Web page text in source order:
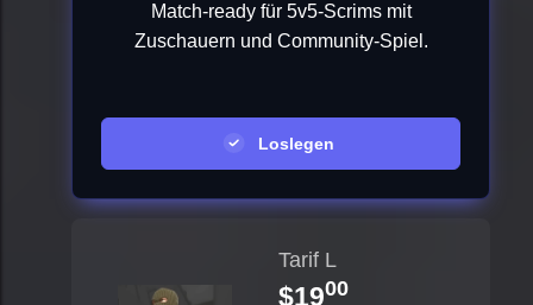
Match-ready für 5v5-Scrims mit
Zuschauern und Community-Spiel.
Loslegen
Tarif L
$1900